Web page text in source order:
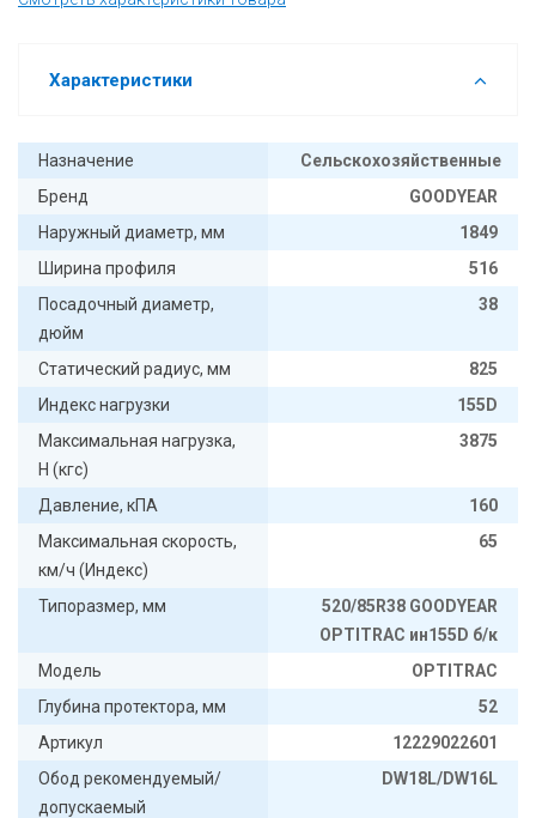
Характеристики
Назначение
Сельскохозяйственные
Бренд
GOODYEAR
Наружный диаметр, мм
1849
Ширина профиля
516
Посадочный диаметр,
дюйм
38
Статический радиус, мм
825
Индекс нагрузки
155D
Максимальная нагрузка,
Н (кгс)
3875
Давление, кПА
160
Максимальная скорость,
км/ч (Индекс)
65
Типоразмер, мм
520/85R38 GOODYEAR
OPTITRAC ин155D б/к
Модель
OPTITRAC
Глубина протектора, мм
52
Артикул
12229022601
Обод рекомендуемый/
допускаемый
DW18L/DW16L